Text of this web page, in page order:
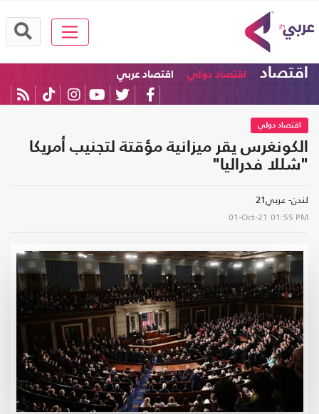
اقتصاد اقتصاد دولي اقتصاد عربي
اقتصاد دولي
الكونغرس يقر ميزانية مؤقتة لتجنيب أمريكا
"شللا فدراليا"
لندن- عربي21
01-Oct-21 01:55 PM